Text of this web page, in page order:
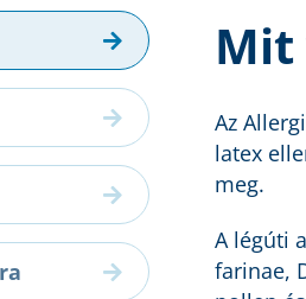
Mit
Az
latex
meg.
A légúti
farinae,